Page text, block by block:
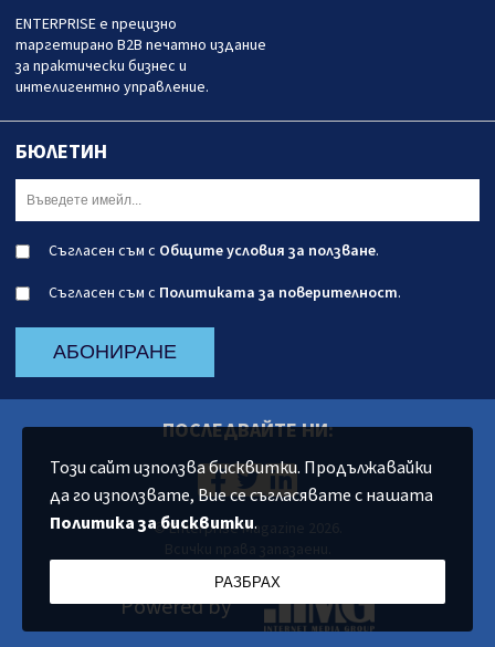
ENTERPRISE е прецизно
таргетирано B2B печатно издание
за практически бизнес и
интелигентно управление.
БЮЛЕТИН
Съгласен съм с Общите условия за ползване.
Съгласен съм с Политиката за поверителност.
АБОНИРАНЕ
ПОСЛЕДВАЙТЕ НИ:
© Enterprise Magazine 2026.
Powered by
Този сайт използва бисквитки. Продължавайки
да го използвате, Вие се съгласявате с нашата
Политика за бисквитки.
РАЗБРАХ